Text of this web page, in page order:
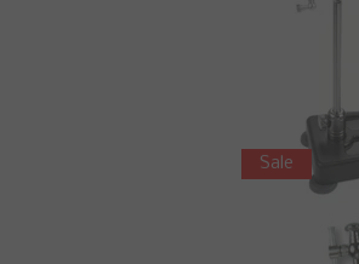
Sale